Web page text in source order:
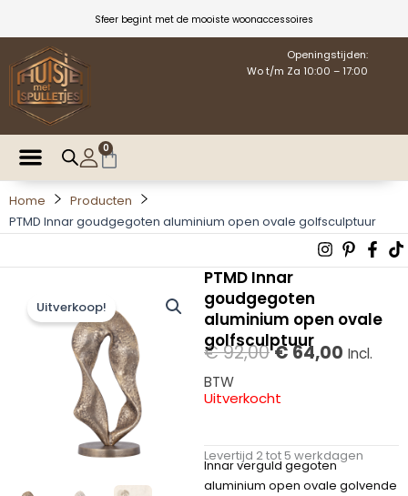
inhoud
Sfeer begint met de mooiste woonaccessoires
Openingstijden:
Wo t/m Za 10:00 – 17:00
0
Winkelwagen
Home
Producten
PTMD Innar goudgegoten aluminium open ovale golfsculptuur
Instagram
p f
Uitverkoop!
PTMD Innar
goudgegoten
aluminium open ovale
golfsculptuur
€92,00Oorspronkelijke
was:
€64,00 Huidige
Incl.
BTW
Uitverkocht
Levertijd 2 tot 5 werkdagen
Innar verguld gegoten
aluminium open ovale golvende